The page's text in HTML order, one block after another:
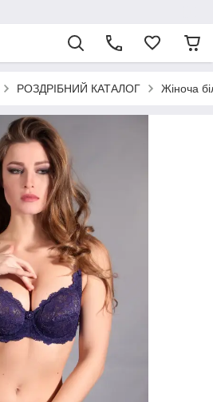
РОЗДРІБНИЙ КАТАЛОГ Жіноча